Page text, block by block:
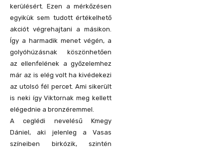
kerülésért. Ezen a mérkőzésen
egyikük sem tudott értékelhető
akciót végrehajtani a másikon.
Így a harmadik menet végén, a
golyóhúzásnak köszönhetően
az ellenfelének a győzelemhez
már az is elég volt ha kivédekezi
az utolsó fél percet. Ami sikerült
is neki így Viktornak meg kellett
elégednie a bronzéremmel.
A ceglédi nevelésű Kmegy
Dániel, aki jelenleg a Vasas
színeiben birkózik, szintén